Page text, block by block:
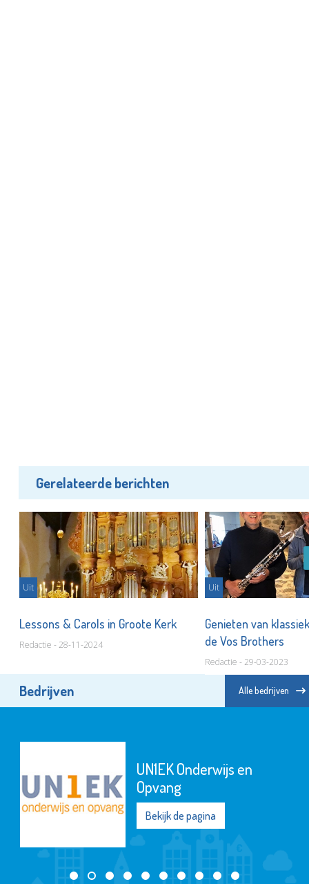
Gerelateerde berichten
Uit
Lessons & Carols in Groote Kerk
Redactie - 28-11-2024
Uit
Genieten van
de Vos Brothers
Redactie - 29-03-2023
Bedrijven Alle bedrijven
UN1EK Onderwijs en
Opvang
Bekijk de pagina